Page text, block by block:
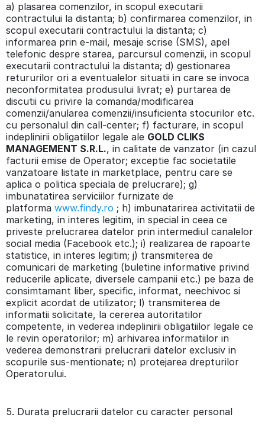
a) plasarea comenzilor, in scopul executarii
contractului la distanta; b) confirmarea comenzilor, in
scopul executarii contractului la distanta; c)
informarea prin e-mail, mesaje scrise (SMS), apel
telefonic despre starea, parcursul comenzii, in scopul
executarii contractului la distanta; d) gestionarea
retururilor ori a eventualelor situatii in care se invoca
neconformitatea produsului livrat; e) purtarea de
discutii cu privire la comanda/modificarea
comenzii/anularea comenzii/insuficienta stocurilor etc.
cu personalul din call-center; f) facturare, in scopul
indeplinirii obligatiilor legale ale GOLD CLIKS
MANAGEMENT S.R.L., in calitate de vanzator (in cazul
facturii emise de Operator; exceptie fac societatile
vanzatoare listate in marketplace, pentru care se
aplica o politica speciala de prelucrare); g)
imbunatatirea serviciilor furnizate de
platforma www.findy.ro ; h) imbunatarirea activitatii de
marketing, in interes legitim, in special in ceea ce
priveste prelucrarea datelor prin intermediul canalelor
social media (Facebook etc.); i) realizarea de rapoarte
statistice, in interes legitim; j) transmiterea de
comunicari de marketing (buletine informative privind
reducerile aplicate, diversele campanii etc.) pe baza de
consimtamant liber, specific, informat, neechivoc si
explicit acordat de utilizator; l) transmiterea de
informatii solicitate, la cererea autoritatilor
competente, in vederea indeplinirii obligatiilor legale ce
le revin operatorilor; m) arhivarea informatiilor in
vederea demonstrarii prelucrarii datelor exclusiv in
scopurile sus-mentionate; n) protejarea drepturilor
Operatorului.
5. Durata prelucrarii datelor cu caracter personal